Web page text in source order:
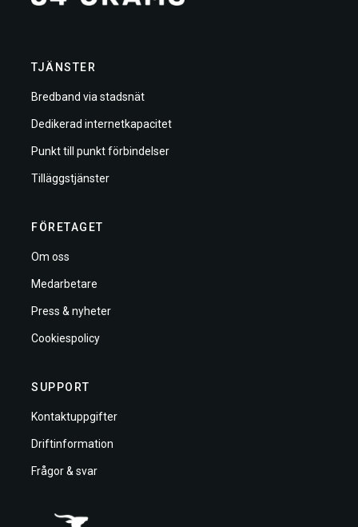
TJÄNSTER
Bredband via stadsnät
Dedikerad internetkapacitet
Punkt till punkt förbindelser
Tilläggstjänster
FÖRETAGET
Om oss
Medarbetare
Press & nyheter
Cookiespolicy
SUPPORT
Kontaktuppgifter
Driftinformation
Frågor & svar